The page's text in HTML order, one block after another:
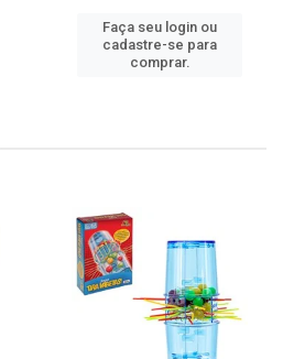
Faça seu login ou
cadastre-se para
comprar.